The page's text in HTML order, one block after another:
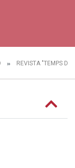
REVISTA "TEMPS DE